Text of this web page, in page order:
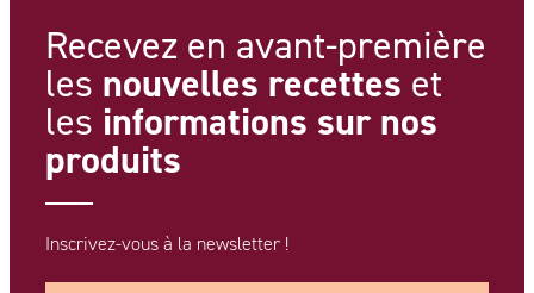
Recevez en avant-première
les nouvelles recettes et
les informations sur nos
produits
Inscrivez-vous à la newsletter !